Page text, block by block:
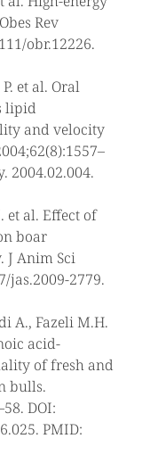
Rev
obr.12226.
et al. Oral
lipid
and velocity
2004.02.004.
et al. Effect of
boar
J Anim Sci
jas.2009-2779.
A., Fazeli M.H.
acid-
of fresh and
bulls.
DOI:
PMID: